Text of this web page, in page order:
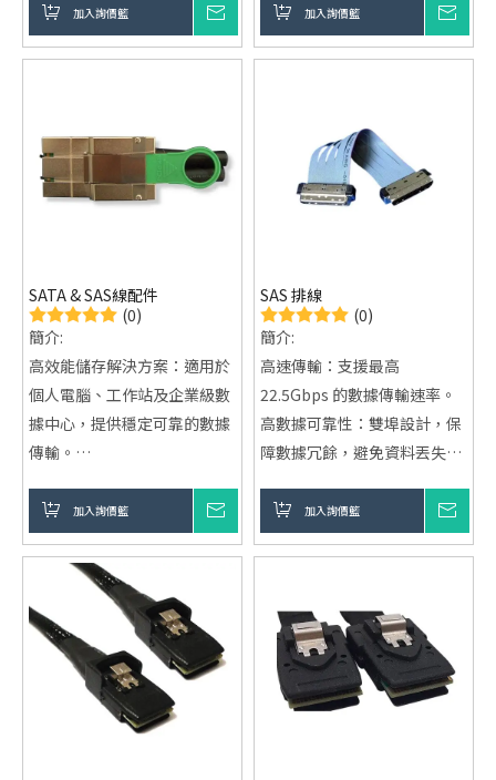
廣泛兼容：支持SATA與SAS設
備的混合使用，增強系統靈活
正機制，確保數據傳輸的穩定
性。
加入詢價籃
支持高傳輸速率：支援高達
6Gbps 或 12Gbps 的數據傳輸
提供定制設計 / 代工服務：接
受OEM和ODM客製化設計，滿
足不同企業需求。
簡化布線，提升系統穩定性：
理，促進散熱與整潔。
加入詢價籃
SATA & SAS線配件
(0)
簡介:
高效能儲存解決方案：適用於
個人電腦、工作站及企業級數
據中心，提供穩定可靠的數據
傳輸。
特設計或LOGO定制，滿足個
性化需求。
ODM/OEM生產：接受原廠委
託設計及代工製造，提供靈活
的採購方案。
加入詢價籃
SAS 排線
(0)
簡介:
高速傳輸：支援最高
22.5Gbps 的數據傳輸速率。
高數據可靠性：雙埠設計，保
障數據冗餘，避免資料丟失。
多達數百個儲存設備。
多樣設計選擇：提供 ODM 和
加入詢價籃